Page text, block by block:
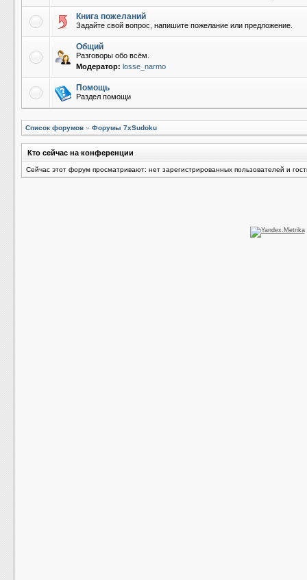
Книга пожеланий
Задайте свой вопрос, напишите пожелание или предложение.
Общий
Разговоры обо всём.
Модератор: losse_narmo
Помощь
Раздел помощи
Список форумов » Форумы 7xSudoku
Кто сейчас на конференции
Сейчас этот форум просматривают: нет зарегистрированных пользователей и